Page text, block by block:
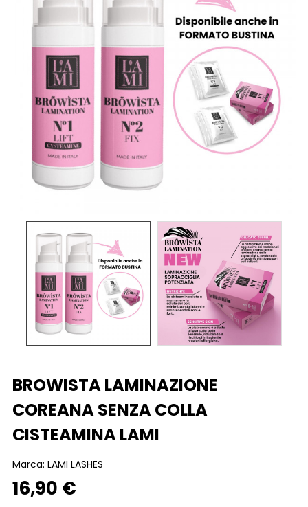
BROWISTA LAMINAZIONE
COREANA SENZA COLLA
CISTEAMINA LAMI
Marca: LAMI LASHES
16,90 €